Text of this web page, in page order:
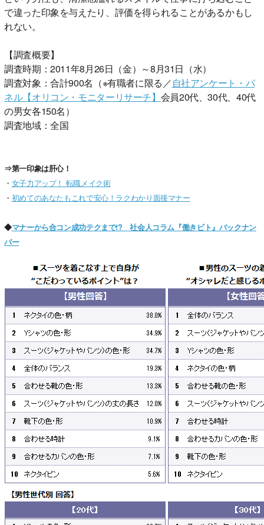
で違った印象を与えたり、評価を得られることがあるかもし
れない。
【調査概要】
調査時期：2011年8月26日（金）～8月31日（水）
調査対象：合計900名（※有職者に限る／自社アンケート・パ
ネル【オリコン・モニターリサーチ】 会員20代、30代、40代
の男女各150名）
調査地域：全国
⇒第一印象は肝心！
・ 女子力アップ！ 転職メイク術
・ 初めてのあなたもこれで安心！ラクわかり面接マナー
◆マナーから合コン成功テクまで!? 社会人コラム『働きビト』バックナン
バー